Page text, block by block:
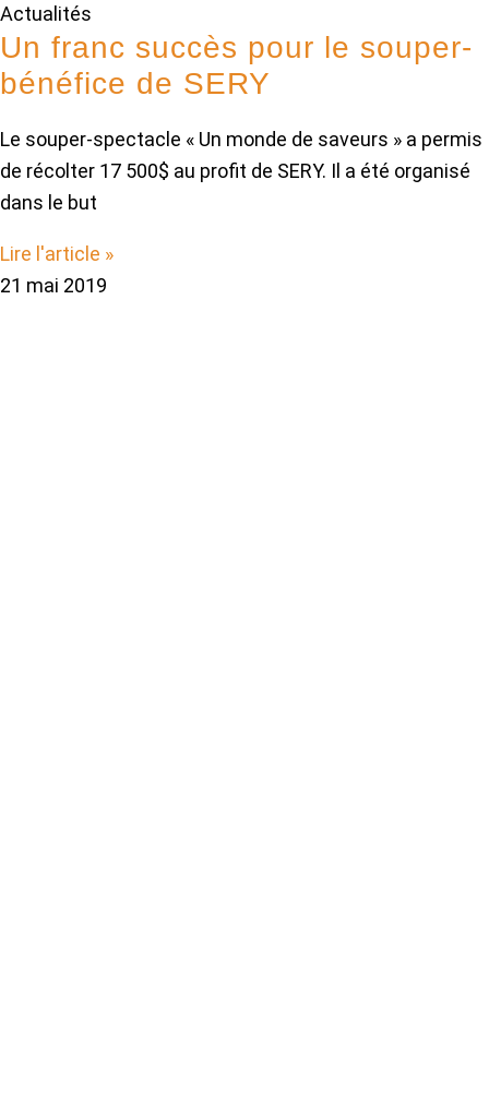
Actualités
Un franc succès pour le souper-
bénéfice de SERY
Le souper-spectacle « Un monde de saveurs » a permis
de récolter 17 500$ au profit de SERY. Il a été organisé
dans le but
Lire l'article »
21 mai 2019